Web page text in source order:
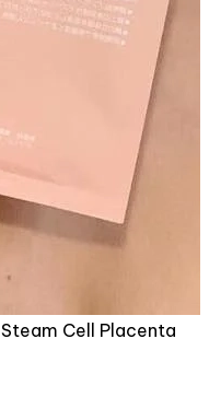
Cell Placenta